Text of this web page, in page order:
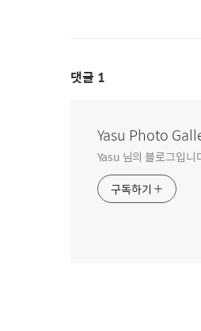
댓글 1
Yasu Photo
Yasu 님의 블로그입니
구독하기